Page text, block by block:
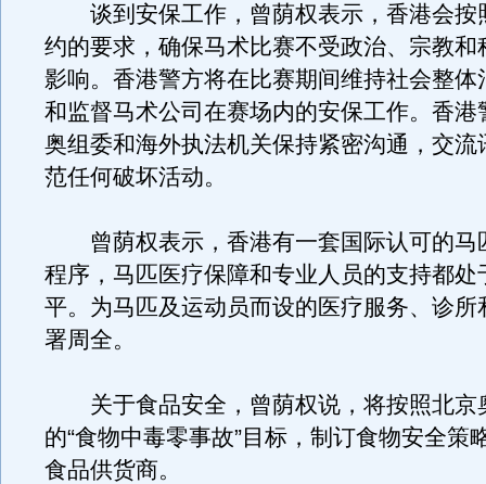
谈到安保工作，曾荫权表示，香港会按
约的要求，确保马术比赛不受政治、宗教和
影响。香港警方将在比赛期间维持社会整体
和监督马术公司在赛场内的安保工作。香港
奥组委和海外执法机关保持紧密沟通，交流
范任何破坏活动。
曾荫权表示，香港有一套国际认可的马
程序，马匹医疗保障和专业人员的支持都处
平。为马匹及运动员而设的医疗服务、诊所
署周全。
关于食品安全，曾荫权说，将按照北京
的“食物中毒零事故”目标，制订食物安全策
食品供货商。